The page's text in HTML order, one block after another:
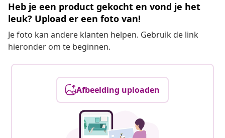
Heb je een product gekocht en vond je het
leuk? Upload er een foto van!
Je foto kan andere klanten helpen. Gebruik de link
hieronder om te beginnen.
Afbeelding uploaden